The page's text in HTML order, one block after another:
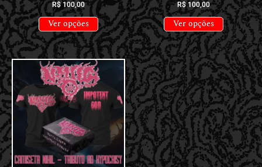
R$100,00
Ver opções
R$100,00
Ver opções